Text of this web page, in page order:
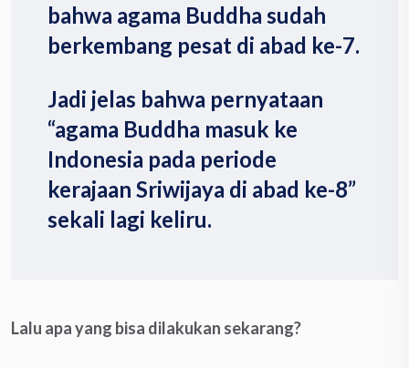
bahwa agama Buddha sudah
berkembang pesat di abad ke-7.
Jadi jelas bahwa pernyataan
“agama Buddha masuk ke
Indonesia pada periode
kerajaan Sriwijaya di abad ke-8”
sekali lagi keliru.
Lalu apa yang bisa dilakukan sekarang?